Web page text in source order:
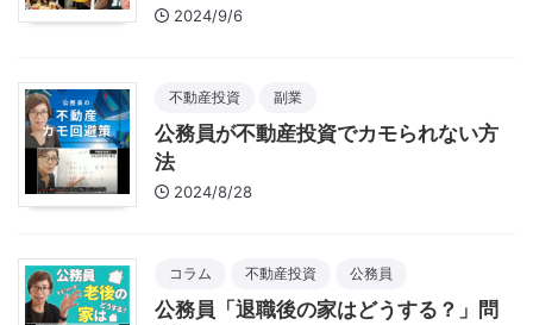
2024/9/6
不動産投資 副業
公務員が不動産投資でカモられない方
法
2024/8/28
コラム 不動産投資 公務員
公務員「退職後の家はどうする？」問